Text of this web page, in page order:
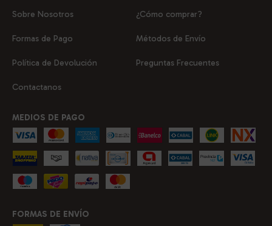
Sobre Nosotros ¿Cómo comprar?
Formas de Pago Métodos de Envío
Política de Devolución Preguntas Frecuentes
Contactanos
MEDIOS DE PAGO
FORMAS DE ENVÍO